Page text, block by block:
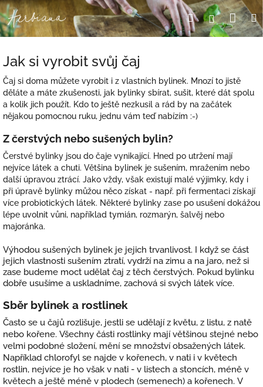
Přejít
na
obsah
HledatPřihlášení
Jak si vyrobit svůj čaj
Čaj si doma můžete vyrobit i z vlastních bylinek. Mnozí to jistě
děláte a máte zkušenosti, jak bylinky sbírat, sušit, které dát spolu
a kolik jich použít. Kdo to ještě nezkusil a rád by na začátek
nějakou pomocnou ruku, jednu vám teď nabízím :-)
Z čerstvých nebo sušených bylin?
Čerstvé bylinky jsou do čaje vynikající. Hned po utržení mají
nejvíce látek a chuti. Většina bylinek je sušením, mražením nebo
další úpravou ztrácí. Jako vždy, však existují malé výjimky, kdy i
při úpravě bylinky můžou něco získat - např. při fermentaci získají
více probiotických látek. Některé bylinky zase po usušení dokážou
lépe uvolnit vůni, například tymián, rozmarýn, šalvěj nebo
majoránka.
Výhodou sušených bylinek je jejich trvanlivost. I když se část
jejich vlastnosti sušením ztratí, vydrží na zimu a na jaro, než si
zase budeme moct udělat čaj z těch čerstvých. Pokud bylinku
dobře usušíme a uskladníme, zachová si svých látek více.
Sběr bylinek a rostlinek
Často se u čajů rozlišuje, jestli se udělají z květu, z listu, z natě
nebo kořene. Všechny části rostlinky mají většinou stejné nebo
velmi podobné složení, mění se množství obsažených látek.
Například chlorofyl se najde v kořenech, v nati i v květech
rostlin, nejvíce je ho však v nati - v listech a stoncích, méně v
květech a ještě méně v plodech (semenech) a kořenech. V